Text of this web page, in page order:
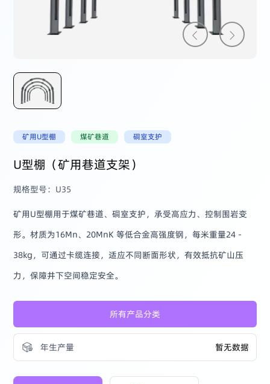
矿用U型棚 煤矿巷道 硐室支护
U型棚（矿用巷道支架）
规格型号：U35
矿用U型棚用于煤矿巷道、硐室支护，承受高应力、控制围岩变
形。材质为16Mn、20MnK 等低合金高强度钢，每米重量24 -
38kg，可通过卡缆连接，适应不同断面形状，有效抵抗矿山压
力，保障井下空间稳定安全。
所有产品分类
年生产量 暂无数据